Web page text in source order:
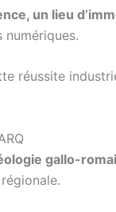
un lieu
numériques.
réussite
gallo-